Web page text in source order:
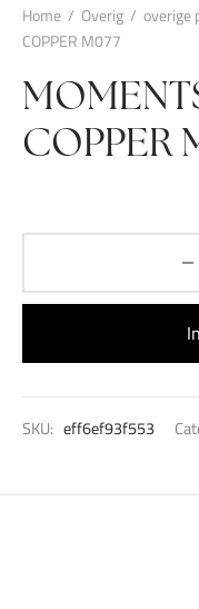
Home / Overig / overige
COPPER M077
COPPER
SKU: eff6ef93f553